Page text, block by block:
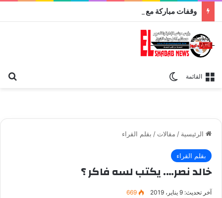
القائمة
الرئيسية / مقالات / بقلم القراء
بقلم القراء
خالد نصر…. يكتب لسه فاكر ؟
آخر تحديث: 9 يناير، 2019 669